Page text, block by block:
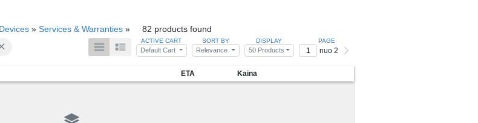
» Services & Warranties »
82 products found
ACTIVE CART
Default Cart
SORT BY
Relevance
DISPLAY
50 Products
PAGE
nuo 2
ETA Kaina